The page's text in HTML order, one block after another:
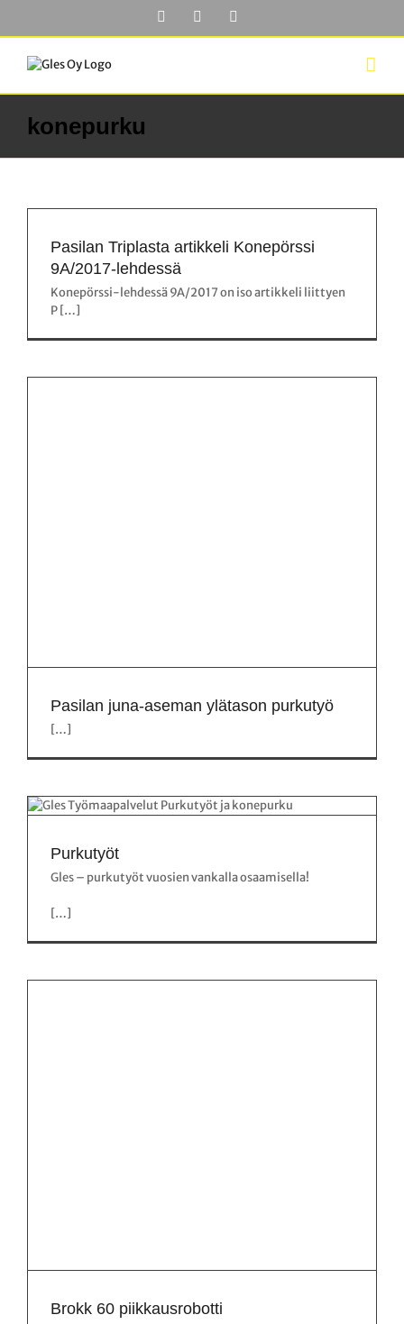
FacebookYouTube
konepurku
Pasilan Triplasta artikkeli Konepörssi
9A/2017-lehdessä
Konepörssi-lehdessä 9A/2017 on iso artikkeli liittyen
P […]
Pasilan juna-aseman ylätason purkutyö
[…]
Purkutyöt
Gles – purkutyöt vuosien vankalla osaamisella!
[…]
Brokk 60 piikkausrobotti